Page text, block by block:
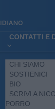
CONTATTI E
CHI SIAMO
SOSTIENICI
BIO
SCRIVI A
PORRO